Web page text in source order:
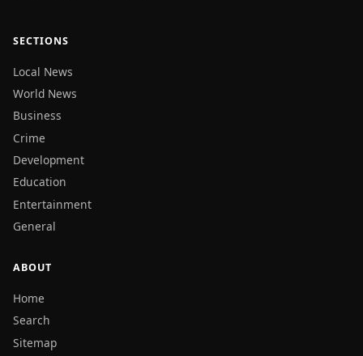
SECTIONS
Local News
World News
Business
Crime
Development
Education
Entertainment
General
ABOUT
Home
Search
Sitemap